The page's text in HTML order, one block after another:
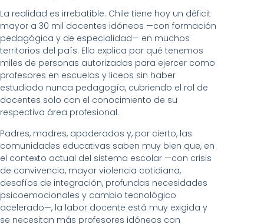
La realidad es irrebatible. Chile tiene hoy un déficit
mayor a 30 mil docentes idóneos —con formación
pedagógica y de especialidad— en muchos
territorios del país. Ello explica por qué tenemos
miles de personas autorizadas para ejercer como
profesores en escuelas y liceos sin haber
estudiado nunca pedagogía, cubriendo el rol de
docentes solo con el conocimiento de su
respectiva área profesional.
Padres, madres, apoderados y, por cierto, las
comunidades educativas saben muy bien que, en
el contexto actual del sistema escolar —con crisis
de convivencia, mayor violencia cotidiana,
desafíos de integración, profundas necesidades
psicoemocionales y cambio tecnológico
acelerado—, la labor docente está muy exigida y
se necesitan más profesores idóneos con